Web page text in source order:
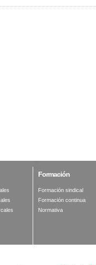
Formación
Formación sindical
Formación continua
Normativa